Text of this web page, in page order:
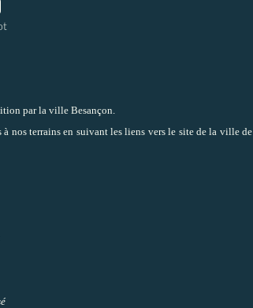
par la ville Besançon.
à nos terrains en suivant les liens vers le site de la ville de